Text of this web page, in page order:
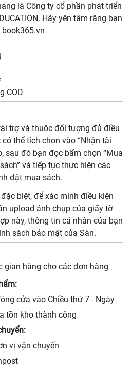
là Công ty cổ phần phát triển
Hãy yên tâm rằng bạn
COD
trợ và thuộc đối tượng đủ điều
thể tích chọn vào “Nhận tài
sau đó bạn đọc bấm chọn “Mua
và tiếp tục thực hiện các
đặt mua sách.
biệt, để xác minh điều kiện
upload ảnh chụp của giấy tờ
này, thông tin cá nhân của bạn
sách bảo mật của Sàn.
gian hàng cho các đơn hàng
cửa vào Chiều thứ 7 - Ngày
tồn kho thành công
vị vận chuyển